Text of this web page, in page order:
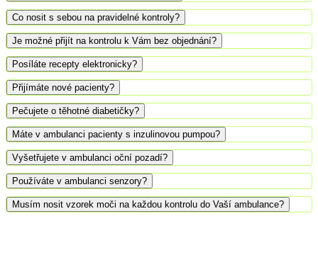
Co nosit s sebou na pravidelné kontroly?
Je možné přijít na kontrolu k Vám bez objednání?
Posíláte recepty elektronicky?
Přijímáte nové pacienty?
Pečujete o těhotné diabetičky?
Máte v ambulanci pacienty s inzulinovou pumpou?
Vyšetřujete v ambulanci oční pozadí?
Používáte v ambulanci senzory?
Musím nosit vzorek moči na každou kontrolu do Vaší ambulance?